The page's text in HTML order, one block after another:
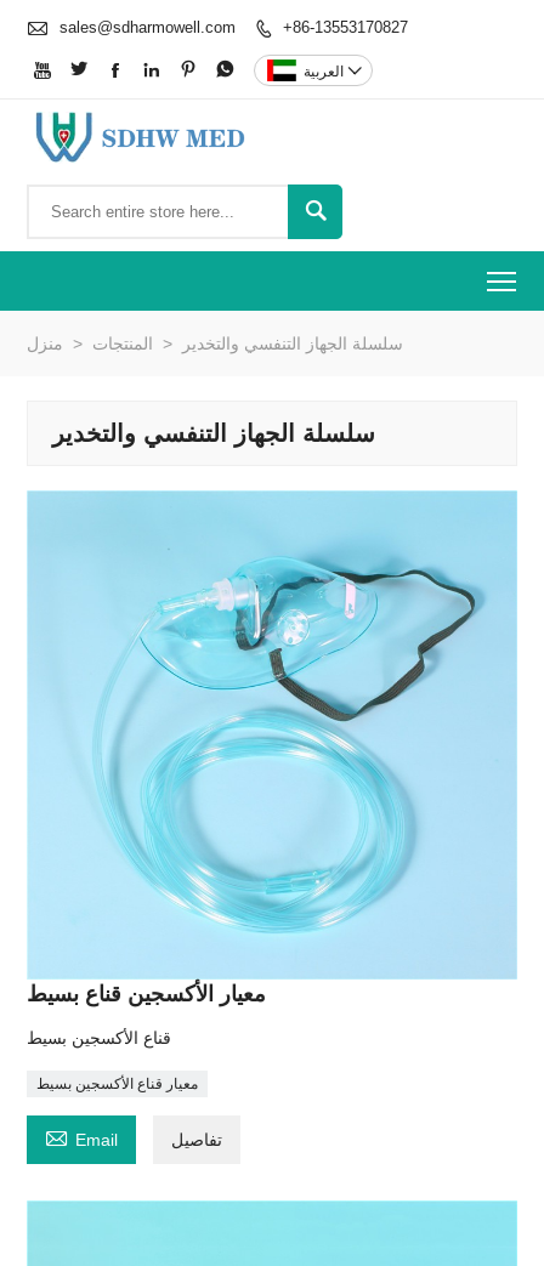
 sales@sdharmowell.com  +86-13553170827
      العربية 

منزل > المنتجات > سلسلة الجهاز التنفسي والتخدير
سلسلة الجهاز التنفسي والتخدير
معيار الأكسجين قناع بسيط
قناع الأكسجين بسيط
معيار قناع الأكسجين بسيط
 Email تفاصيل